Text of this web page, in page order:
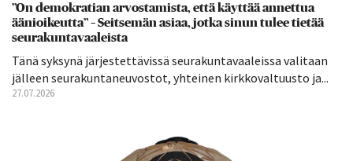
”On demokratian arvostamista, että käyttää annettua
äänioikeutta” – Seitsemän asiaa, jotka sinun tulee tietää
seurakuntavaaleista
Tänä syksynä järjestettävissä seurakuntavaaleissa valitaan
jälleen seurakuntaneuvostot, yhteinen kirkkovaltuusto ja...
27.07.2026